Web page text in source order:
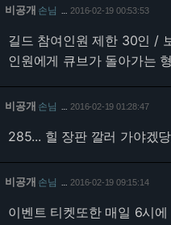
비공개 손님 2016-02-19 00:53:53
길드 참여인원 제한 30인 /
인원에게 큐브가 돌아가는
비공개 손님 2016-02-19 01:28:47
285... 힐 장판 깔러 가야겠
비공개 손님 2016-02-19 09:15:14
이벤트 티켓또한 매일 6시